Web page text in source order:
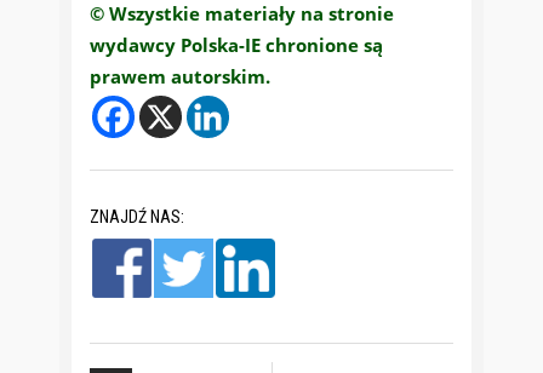
© Wszystkie materiały na stronie
wydawcy Polska-IE chronione są
prawem autorskim.
ZNAJDŹ NAS: